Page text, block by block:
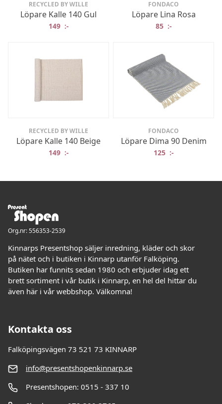
RECYCLED BY WILLE
Löpare Kalle 140 Gul
149 :-
FONDACO
Löpare Lina Rosa
85 :-
RECYCLED BY WILLE
Löpare Kalle 140 Beige
149 :-
FONDACO
Löpare Dima 90 Denim
125 :-
Org.nr: 556353-2539
Kinnarps Presentshop säljer inredning, kläder och skor
på nätet och i butiken i Kinnarp utanför Falköping.
Butiken har funnits sedan 1980 och erbjuder idag ett
brett sortiment i vår butik i Kinnarp, en hel del hittar du
även här i vår webbshop. Välkomna!
Kontakta oss
Falköpingsvägen 73 521 73 KINNARP
info@presentshopenkinnarp.se
Presentshopen: 0515 - 337 10